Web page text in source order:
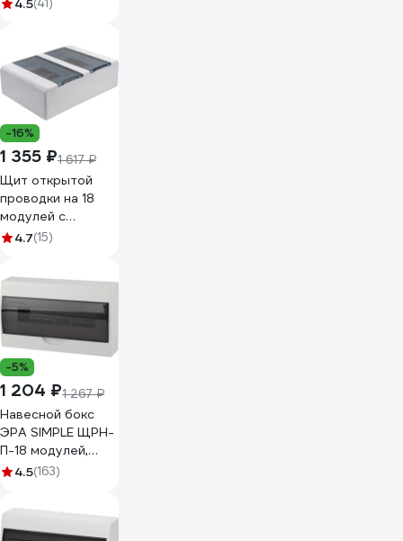
4.5(41)
-16%
1 355 ₽1 617 ₽
Щит открытой
проводки на 18
модулей с
дверцей Рувинил
4.7(15)
-5%
1 204 ₽1 267 ₽
Навесной бокс
ЭРА SIMPLE ЩРН-
П-18 модулей,
пластик IP41
4.5(163)